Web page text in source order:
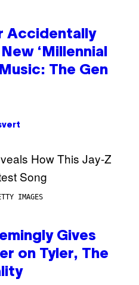
Accidentally
‘Millennial
The Gen
IMAGES
Gives
on Tyler, The